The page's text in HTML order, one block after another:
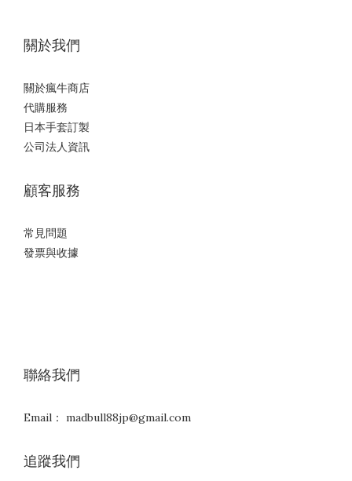
關於我們
關於瘋牛商店
代購服務
日本手套訂製
公司法人資訊
顧客服務
常見問題
發票與收據
聯絡我們
Email： madbull88jp@gmail.com
追蹤我們